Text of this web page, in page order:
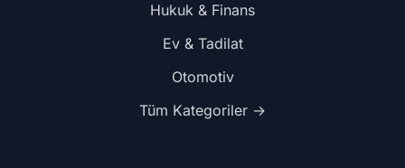
Hukuk & Finans
Ev & Tadilat
Otomotiv
Tüm Kategoriler →